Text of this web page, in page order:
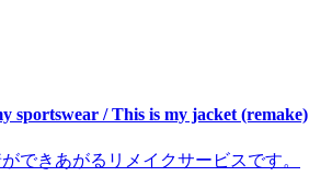
/ This is my jacket (remake)
できあがるリメイクサービスです。